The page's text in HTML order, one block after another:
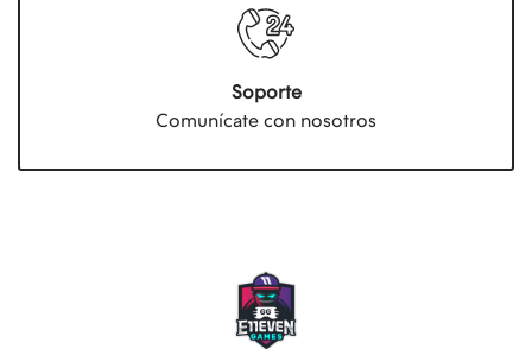
Soporte
Comunícate con nosotros